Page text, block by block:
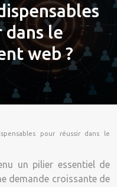
dans le
web ?
pour réussir dans le
un pilier essentiel de
demande croissante de